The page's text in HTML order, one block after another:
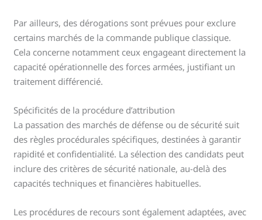
Par ailleurs, des dérogations sont prévues pour exclure
certains marchés de la commande publique classique.
Cela concerne notamment ceux engageant directement la
capacité opérationnelle des forces armées, justifiant un
traitement différencié.
Spécificités de la procédure d’attribution
La passation des marchés de défense ou de sécurité suit
des règles procédurales spécifiques, destinées à garantir
rapidité et confidentialité. La sélection des candidats peut
inclure des critères de sécurité nationale, au-delà des
capacités techniques et financières habituelles.
Les procédures de recours sont également adaptées, avec